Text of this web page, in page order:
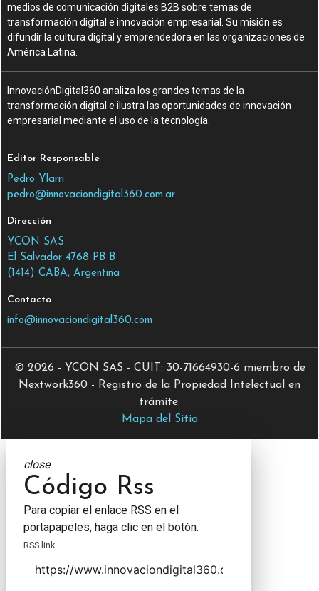
medios de comunicación digitales B2B sobre temas de
transformación digital e innovación empresarial. Su misión es
difundir la cultura digital y emprendedora en las organizaciones de
América Latina.
InnovaciónDigital360 analiza los grandes temas de la
transformación digital e ilustra las oportunidades de innovación
empresarial mediante el uso de la tecnología.
Editor Responsable
Pedro Ylarri
pedro@innovaciondigital360.com.ar
Dirección
YCON SAS
El Salvador 4768 PB B
(1414) CABA, Argentina
Contacto
info@innovaciondigital360.com
© 2026 - YCON SAS - CUIT: 30-71664930-6 miembro de
Nextwork360 - Registro de la Propiedad Intelectual en
trámite.
Mapa del Sitio
close
Código Rss
Para copiar el enlace RSS en el
portapapeles, haga clic en el botón.
RSS link